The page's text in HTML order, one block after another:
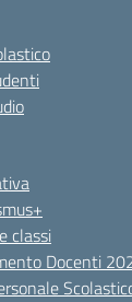
classi
Docenti